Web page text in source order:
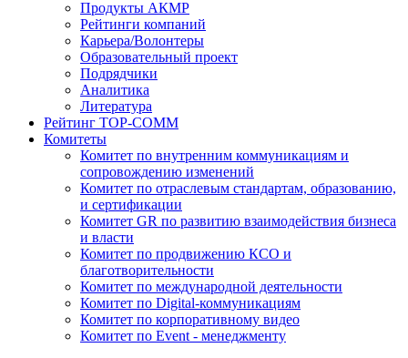
Продукты АКМР
Рейтинги компаний
Карьера/Волонтеры
Образовательный проект
Подрядчики
Аналитика
Литература
Рейтинг TOP-COMM
Комитеты
Комитет по внутренним коммуникациям и
сопровождению изменений
Комитет по отраслевым стандартам, образованию,
и сертификации
Комитет GR по развитию взаимодействия бизнеса
и власти
Комитет по продвижению КСО и
благотворительности
Комитет по международной деятельности
Комитет по Digital-коммуникациям
Комитет по корпоративному видео
Комитет по Event - менеджменту